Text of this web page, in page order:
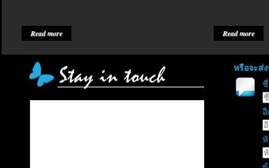
Read more Read more
หรือจะส่
อี
หั